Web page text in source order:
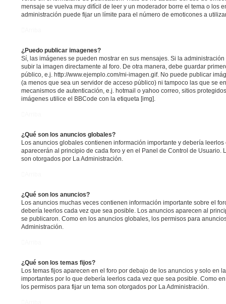
mensaje se vuelva muy difícil de leer y un moderador borre el tema o los
administración puede fijar un límite para el número de emoticones a
¿Puedo publicar imagenes?
Sí, las imágenes se pueden mostrar en sus mensajes. Si la
subir la imagen directamente al foro. De otra manera, debe guardar
público, e.j. http://www.ejemplo.com/mi-imagen.gif. No puede publicar
(a menos que sea un servidor de acceso público) ni tampoco las que se
mecanismos de autenticación, e.j. hotmail o yahoo correo, sitios
imágenes utilice el BBCode con la etiqueta [img].
¿Qué son los anuncios globales?
Los anuncios globales contienen información importante y debería
aparecerán al principio de cada foro y en el Panel de Control de Usuario.
son otorgados por La Administración.
¿Qué son los anuncios?
Los anuncios muchas veces contienen información importante sobre el
debería leerlos cada vez que sea posible. Los anuncios aparecen al
se publicaron. Como en los anuncios globales, los permisos para
Administración.
¿Qué son los temas fijos?
Los temas fijos aparecen en el foro por debajo de los anuncios y solo en
importantes por lo que debería leerlos cada vez que sea posible. Como
los permisos para fijar un tema son otorgados por La Administración.